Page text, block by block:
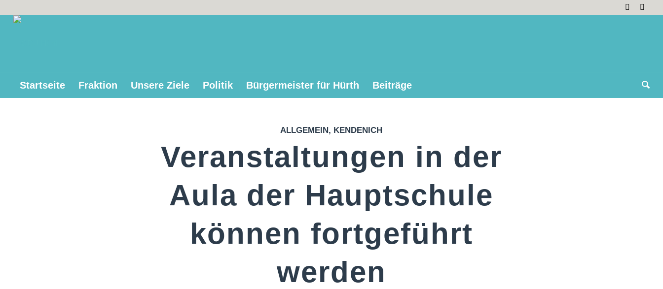
Startseite Fraktion Unsere Ziele Politik Bürgermeister für Hürth Beiträge
ALLGEMEIN, KENDENICH
Veranstaltungen in der
Aula der Hauptschule
können fortgeführt
werden